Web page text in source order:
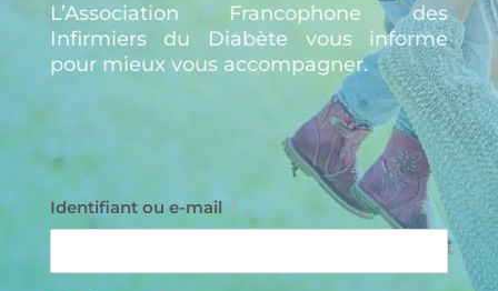
L’Association Francophone des
Infirmiers du Diabète vous informe
pour mieux vous accompagner.
Identifiant ou e-mail *